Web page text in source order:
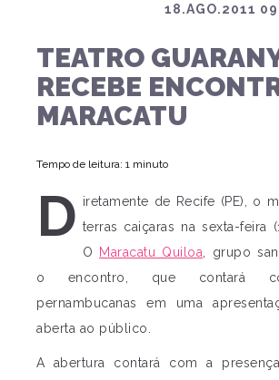
18.AGO.2011
TEATRO
RECEBE
MARACATU
Tempo de leitura: 1 minuto
D iretamente de Recife (PE), o
terras caiçaras na sexta-feira
O
Maracatu Quiloa , grupo
o encontro, que contará
pernambucanas em uma
aberta ao público.
A abertura contará com a